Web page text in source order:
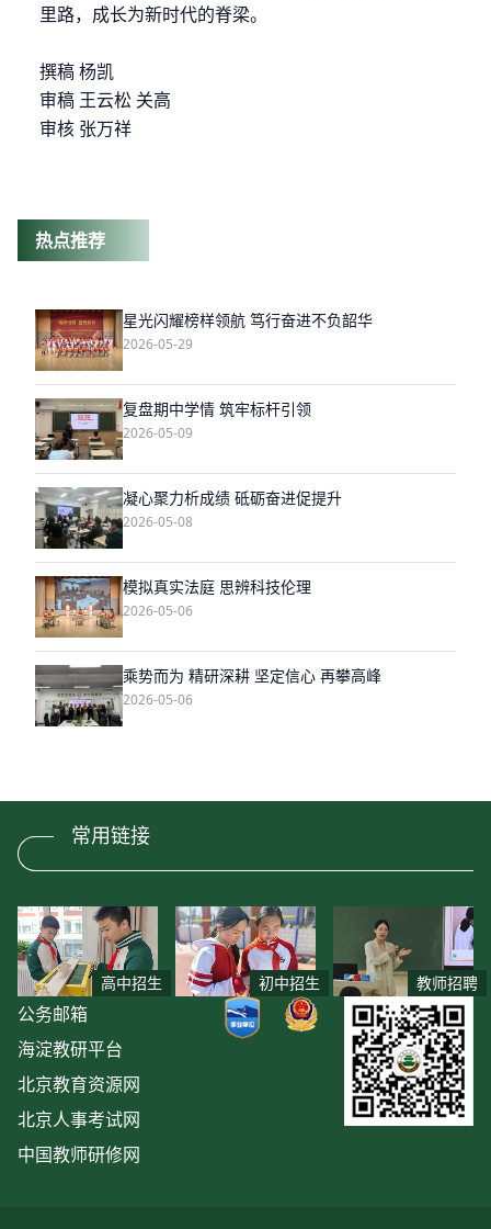
里路，成长为新时代的脊梁。
撰稿杨凯
审稿王云松 关高
审核 张万祥
热点推荐
星光闪耀榜样领航 笃行奋进不负韶华
2026-05-29
复盘期中学情 筑牢标杆引领
2026-05-09
凝心聚力析成绩 砥砺奋进促提升
2026-05-08
模拟真实法庭 思辨科技伦理
2026-05-06
乘势而为 精研深耕 坚定信心 再攀高峰
2026-05-06
常用链接
高中招生 初中招生 教师招聘
公务邮箱
海淀教研平台
北京教育资源网
北京人事考试网
中国教师研修网